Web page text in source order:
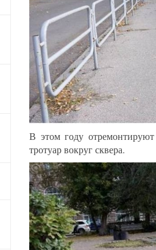
В этом году
тротуар вокруг сквера.